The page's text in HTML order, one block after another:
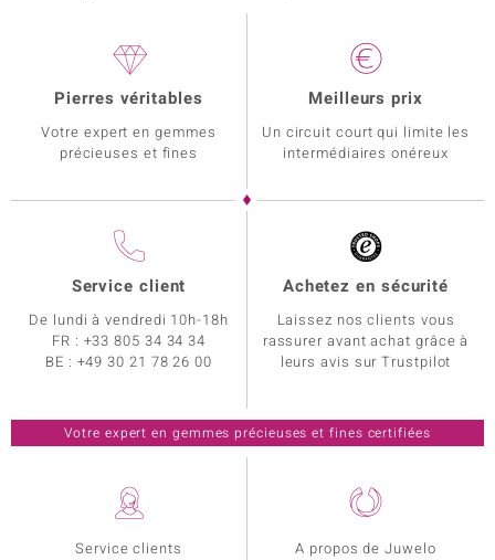
Service clients
A propos de Juwelo
Pierres véritables
Votre expert en gemmes
précieuses et fines
Meilleurs prix
Un circuit court qui limite les
intermédiaires onéreux
Service client
De lundi à vendredi 10h-18h
FR : +33 805 34 34 34
BE : +49 30 21 78 26 00
Achetez en sécurité
Laissez nos clients vous
rassurer avant achat grâce à
leurs avis sur Trustpilot
Votre expert en gemmes précieuses et fines certifiées